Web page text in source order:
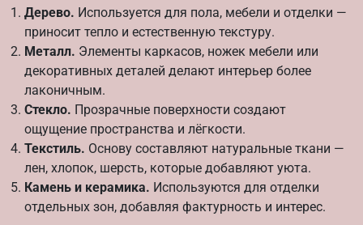
Дерево. Используется для пола, мебели и отделки —
приносит тепло и естественную текстуру.
Металл. Элементы каркасов, ножек мебели или
декоративных деталей делают интерьер более
лаконичным.
Стекло. Прозрачные поверхности создают
ощущение пространства и лёгкости.
Текстиль. Основу составляют натуральные ткани —
лен, хлопок, шерсть, которые добавляют уюта.
Камень и керамика. Используются для отделки
отдельных зон, добавляя фактурность и интерес.